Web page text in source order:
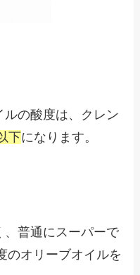
の酸度は、クレン
下になります。
、普通にスーパーで
のオリーブオイルを